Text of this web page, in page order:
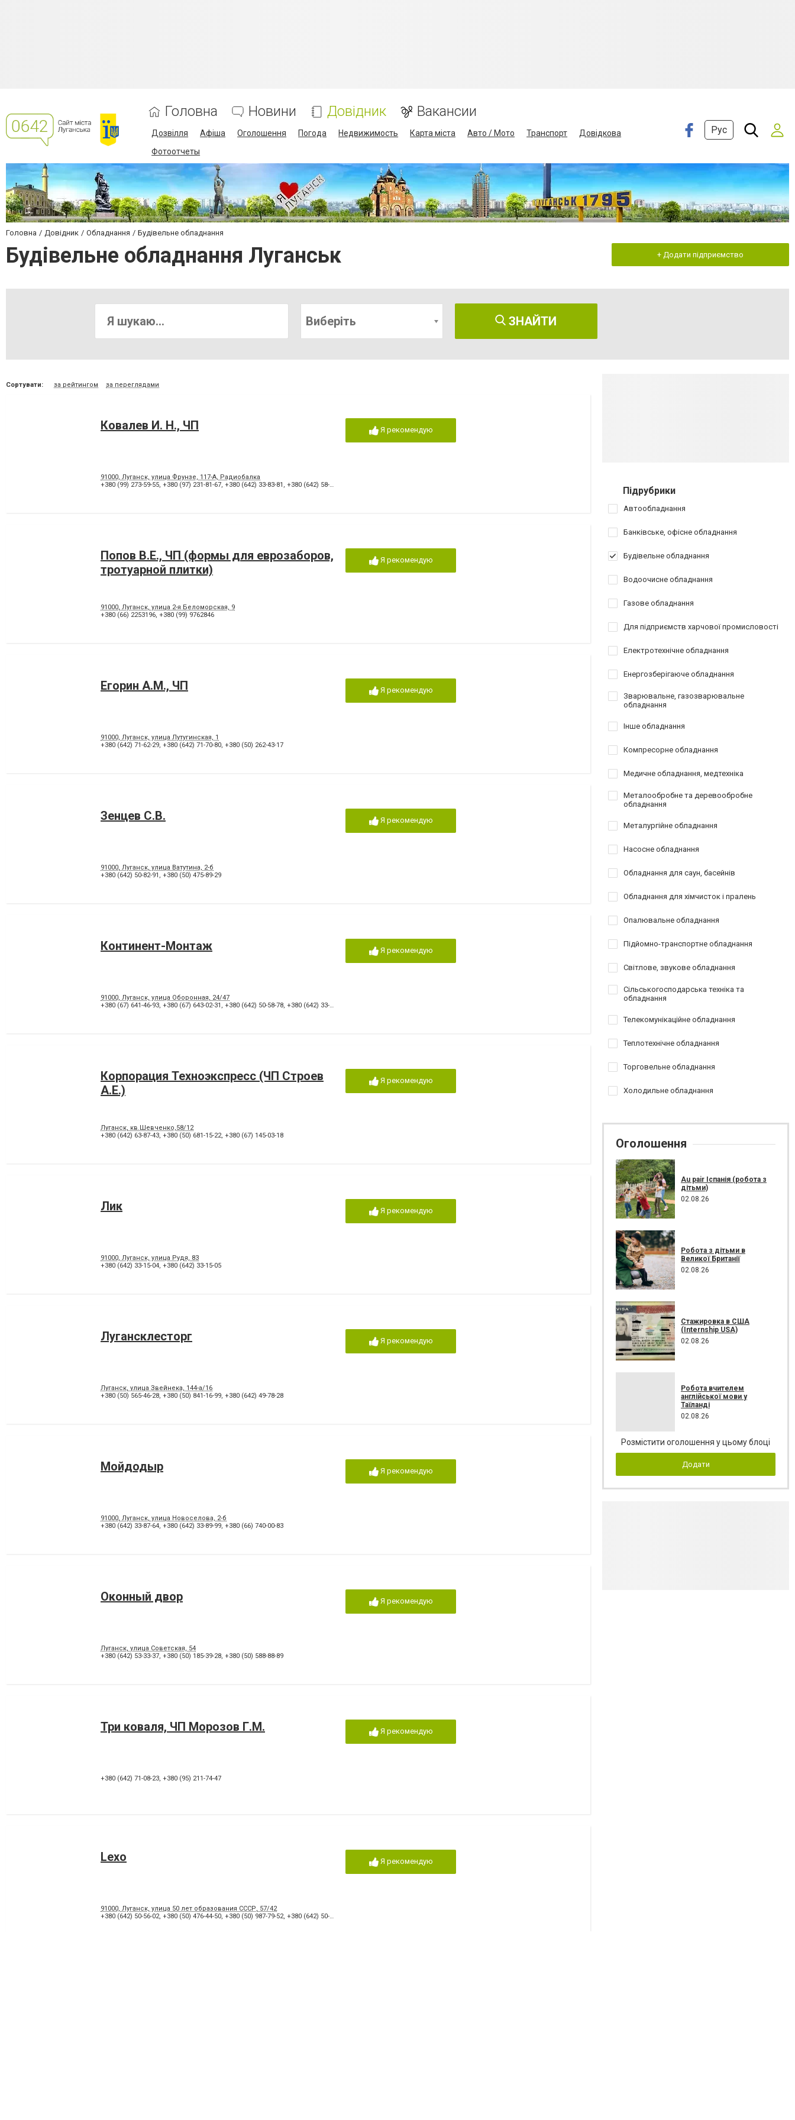
Головна Новини Довідник Вакансии
Дозвілля Афіша Оголошення Погода Недвижимость Карта міста Авто / Мото Транспорт
Довідкова
Фотоотчеты
Рус
Головна Довідник Обладнання Будівельне обладнання
Будівельне обладнання Луганськ + Додати підприємство
Виберіть ЗНАЙТИ
Сортувати: за рейтингом за переглядами
Ковалев И. Н., ЧП
91000, Луганск, улица Фрунзе, 117-А, Радиобалка
+380 (99) 273-59-55, +380 (97) 231-81-67, +380 (642) 33-83-81 , +380 (642) 58-65-36
Я рекомендую
Попов В.Е., ЧП (формы для еврозаборов,
тротуарной плитки)
91000, Луганск, улица 2-я Беломорская, 9
+380 (66) 2253196, +380 (99) 9762846
Я рекомендую
Егорин А.М., ЧП
91000, Луганск, улица Лутугинская, 1
+380 (642) 71-62-29, +380 (642) 71-70-80, +380 (50) 262-43-17
Я рекомендую
Зенцев С.В.
91000, Луганск, улица Ватутина, 2-б
+380 (642) 50-82-91 , +380 (50) 475-89-29
Я рекомендую
Континент-Монтаж
91000, Луганск, улица Оборонная, 24/47
+380 (67) 641-46-93, +380 (67) 643-02-31 , +380 (642) 50-58-78, +380 (642) 33-74-31
Я рекомендую
Корпорация Техноэкспресс (ЧП Строев
А.Е.)
Луганск, кв.Шевченко,58/12
+380 (642) 63-87-43, +380 (50) 681-15-22, +380 (67) 145-03-18
Я рекомендую
Лик
91000, Луганск, улица Рудя, 83
+380 (642) 33-15-04, +380 (642) 33-15-05
Я рекомендую
Лугансклесторг
Луганск, улица Звейнека, 144-а/16
+380 (50) 565-46-28, +380 (50) 841-16-99, +380 (642) 49-78-28
Я рекомендую
Мойдодыр
91000, Луганск, улица Новоселова, 2-б
+380 (642) 33-87-64, +380 (642) 33-89-99, +380 (66) 740-00-83
Я рекомендую
Оконный двор
Луганск, улица Советская, 54
+380 (642) 53-33-37, +380 (50) 185-39-28, +380 (50) 588-88-89
Я рекомендую
Три коваля, ЧП Морозов Г.М.
+380 (642) 71-08-23, +380 (95) 211-74-47
Я рекомендую
Lexo
91000, Луганск, улица 50 лет образования СССР, 57/42
+380 (642) 50-56-02, +380 (50) 476-44-50, +380 (50) 987-79-52, +380 (642) 50-56-04
Я рекомендую
Підрубрики
Автообладнання
Банківське, офісне обладнання
Будівельне обладнання
Водоочисне обладнання
Газове обладнання
Для підприємств харчової промисловості
Електротехнічне обладнання
Енергозберігаюче обладнання
Зварювальне, газозварювальне
обладнання
Інше обладнання
Компресорне обладнання
Медичне обладнання, медтехніка
Металообробне та деревообробне
обладнання
Металургійне обладнання
Насосне обладнання
Обладнання для саун, басейнів
Обладнання для хімчисток і пралень
Опалювальне обладнання
Підйомно-транспортне обладнання
Світлове, звукове обладнання
Сільськогосподарська техніка та
обладнання
Телекомунікаційне обладнання
Теплотехнічне обладнання
Торговельне обладнання
Холодильне обладнання
Оголошення
Au pair Іспанія (робота з
дітьми)
02.08.26
Робота з дітьми в
Великої Британії
02.08.26
Стажировка в США
(Internship USA)
02.08.26
Робота вчителем
англійської мови у
Таїланді
02.08.26
Розмістити оголошення у цьому блоці
Додати